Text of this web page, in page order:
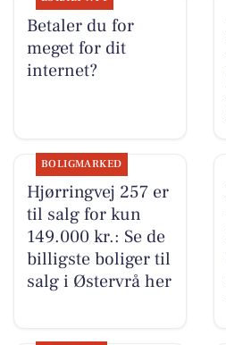
Betaler du for
meget for dit
internet?
BOLIGMARKED
Hjørringvej 257 er
til salg for kun
149.000 kr.: Se de
billigste boliger til
salg i Østervrå her